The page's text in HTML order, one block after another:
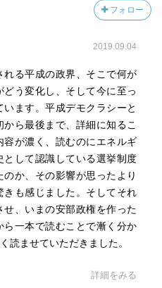
フォロー
2019.09.04
る平成の政界、そこで何が
う変化し、そして今に至っ
ます。平成デモクラシーと
ら最後まで、詳細に知るこ
容が濃く、読むのにエネルギ
して認識している選挙制度
か、その影響が思ったより
きも感じました。そしてそれ
、いまの安部政権を作った
一本で読むことで漸く分か
読ませていただきました。
詳細をみる